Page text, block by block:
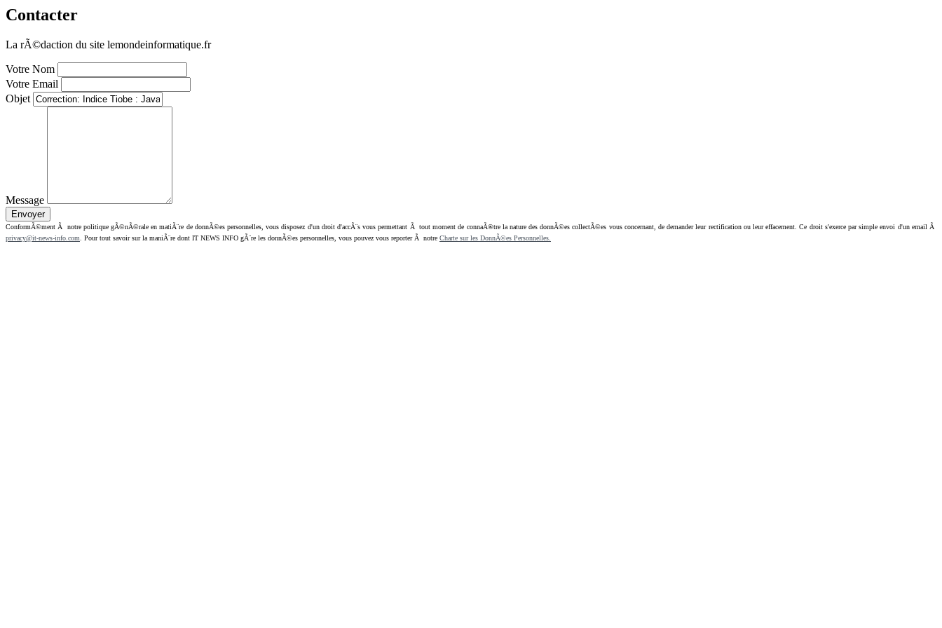
Contacter
La rÃ©daction du site lemondeinformatique.fr
Votre Nom
Votre Email
Objet
Message
ConformÃ©ment Ã notre politique gÃ©nÃ©rale en matiÃ¨re de donnÃ©es personnelles, vous disposez d'un droit d'accÃ¨s vous permettant Ã tout moment de connaÃ®tre la nature des donnÃ©es collectÃ©es vous concernant, de demander leur rectification ou leur effacement. Ce droit s'exerce par simple envoi d'un email Ã
privacy@it-news-info.com . Pour tout savoir sur la maniÃ¨re dont IT NEWS INFO gÃ¨re les donnÃ©es personnelles, vous pouvez vous reporter Ã notre Charte sur les DonnÃ©es Personnelles.